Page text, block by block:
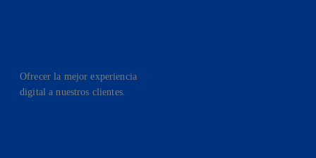
Ofrecer la mejor experiencia
digital a nuestros clientes.